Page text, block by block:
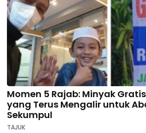
Momen 5 Rajab: Minyak
yang Terus Mengalir untuk
Sekumpul
TAJUK